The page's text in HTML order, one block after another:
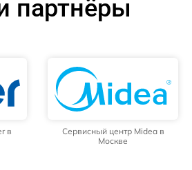
партнёры
в
Сервисный центр Midea в
Москве